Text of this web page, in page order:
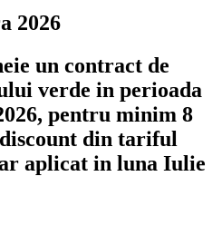
2026
un contract de
verde in perioada
pentru minim 8
din tariful
aplicat in luna Iulie